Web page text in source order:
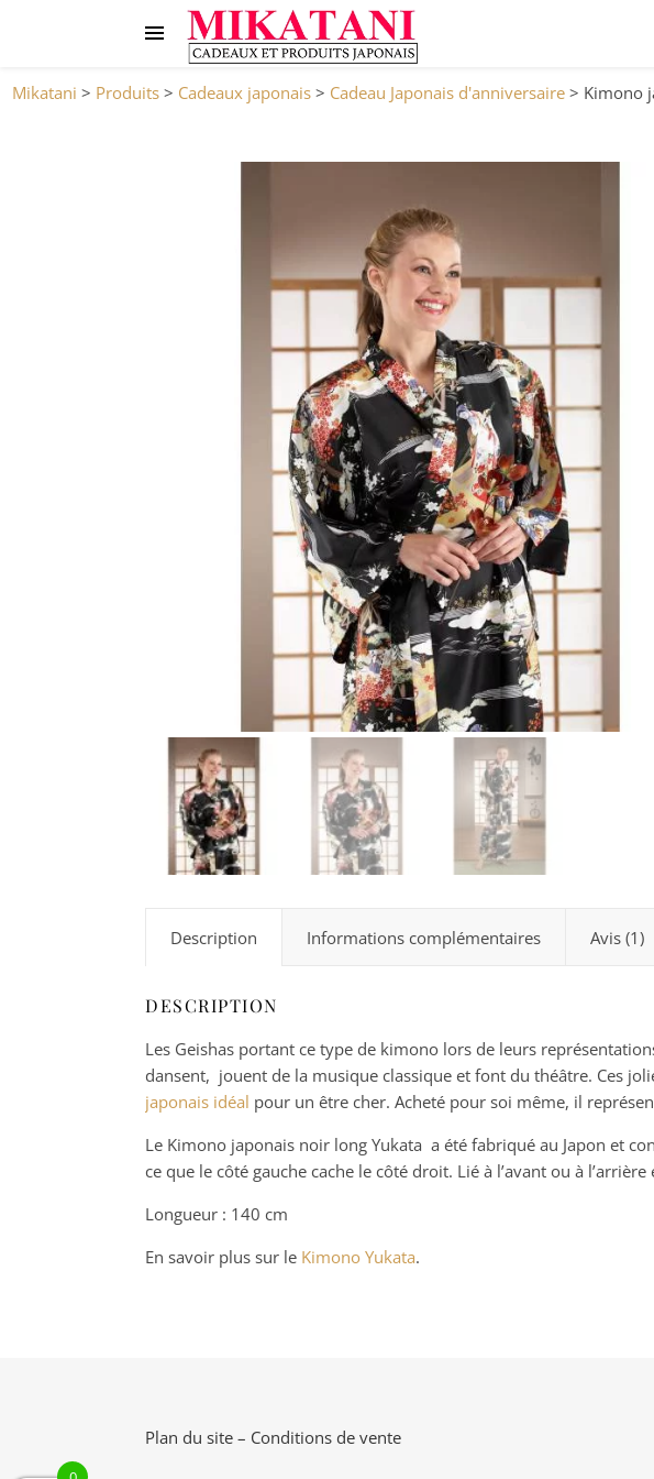
Mikatani > Produits > Cadeaux japonais > Cadeau Japonais d'anniversaire > Kimono
Description Informations complémentaires Avis (1)
DESCRIPTION
Les Geishas portant ce type de kimono lors de leurs
dansent, jouent de la musique classique et font du théâtre. Ces
japonais idéal pour un être cher. Acheté pour soi même, il
Le Kimono japonais noir long Yukata a été fabriqué au Japon et
ce que le côté gauche cache le côté droit. Lié à l’avant ou à
Longueur : 140 cm
En savoir plus sur le Kimono Yukata.
Plan du site – Conditions de vente